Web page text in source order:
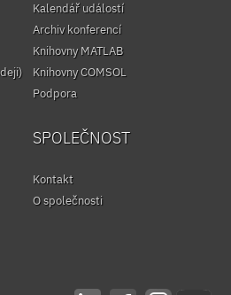
Kalendář událostí
Archiv konferencí
Knihovny MATLAB
Knihovny COMSOL
Podpora
SPOLEČNOST
Kontakt
O společnosti